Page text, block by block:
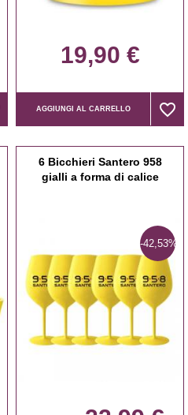
19,90 €
AGGIUNGI AL CARRELLO favorite_border
favorite_border
6 Bicchieri Santero 958
gialli a forma di calice
-42,53%